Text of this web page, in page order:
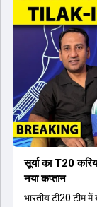
सूर्या का T20
नया कप्तान
भारतीय टी20 टीम